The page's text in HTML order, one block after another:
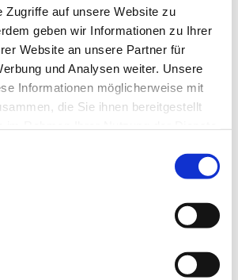
Zugriffe auf unsere Website zu
geben wir Informationen zu Ihrer
Website an unsere Partner für
und Analysen weiter. Unsere
Informationen möglicherweise mit
die Sie ihnen bereitgestellt
könnte Sie auch